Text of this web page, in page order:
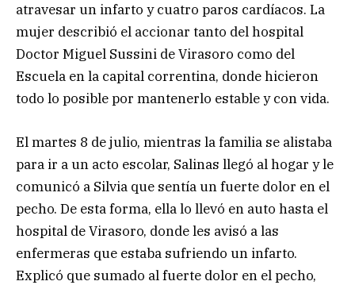
atravesar un infarto y cuatro paros cardíacos. La
mujer describió el accionar tanto del hospital
Doctor Miguel Sussini de Virasoro como del
Escuela en la capital correntina, donde hicieron
todo lo posible por mantenerlo estable y con vida.
El martes 8 de julio, mientras la familia se alistaba
para ir a un acto escolar, Salinas llegó al hogar y le
comunicó a Silvia que sentía un fuerte dolor en el
pecho. De esta forma, ella lo llevó en auto hasta el
hospital de Virasoro, donde les avisó a las
enfermeras que estaba sufriendo un infarto.
Explicó que sumado al fuerte dolor en el pecho,